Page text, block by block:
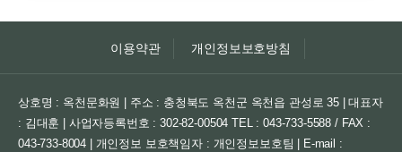
이용약관 개인정보보호방침
상호명 : 옥천문화원 | 주소 : 충청북도 옥천군 옥천읍 관성로 35 | 대표자
: 김대훈 | 사업자등록번호 : 302-82-00504TEL : 043-733-5588 / FAX :
043-733-8004 | 개인정보 보호책임자 : 개인정보보호팀 | E-mail :